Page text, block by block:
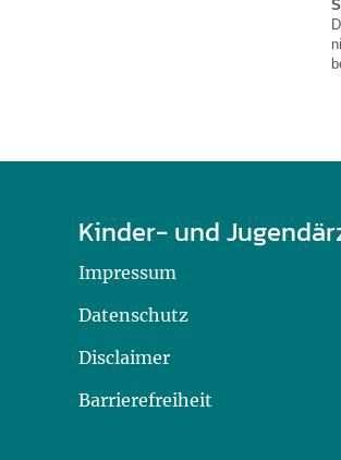
Kinder- und
Impressum
Datenschutz
Disclaimer
Barrierefreiheit